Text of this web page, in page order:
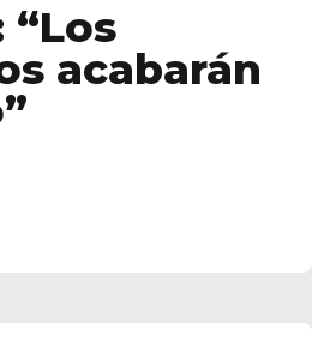
“Los
acabarán